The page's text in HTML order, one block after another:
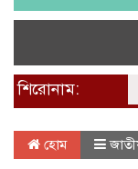
শিরোনাম:
হোম